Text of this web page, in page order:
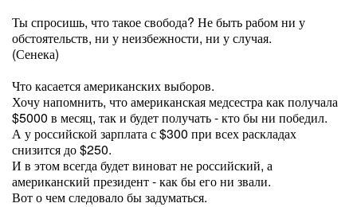
Ты спросишь, что такое свобода? Не быть рабом ни у
обстоятельств, ни у неизбежности, ни у случая.
(Сенека)
Что касается американских выборов.
Хочу напомнить, что американская медсестра как получала
$5000 в месяц, так и будет получать - кто бы ни победил.
А у российской зарплата с $300 при всех раскладах
снизится до $250.
И в этом всегда будет виноват не российский, а
американский президент - как бы его ни звали.
Вот о чем следовало бы задуматься.